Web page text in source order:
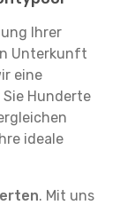
Ihrer
Unterkunft
eine
Hunderte
ideale
. Mit uns